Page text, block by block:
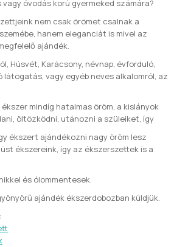
óvodás korú gyermeked számára?
nem csak örömet csalnak a
hanem eleganciát is mivel az
ajándék.
Húsvét, Karácsony, névnap, évforduló,
látogatás, vagy egyéb neves alkalomról, az
mindíg hatalmas öröm, a kislányok
öltözködni, utánozni a szüleiket, így
ékszert ajándékozni nagy öröm lesz
ékszereink, így az ékszerszettek is a
és ólommentesek.
ajándék ékszerdobozban küldjük.